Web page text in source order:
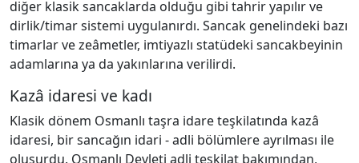
diğer klasik sancaklarda olduğu gibi tahrir yapılır ve
dirlik/timar sistemi uygulanırdı. Sancak genelindeki bazı
timarlar ve zeâmetler, imtiyazlı statüdeki sancakbeyinin
adamlarına ya da yakınlarına verilirdi.
Kazâ idaresi ve kadı
Klasik dönem Osmanlı taşra idare teşkilatında kazâ
idaresi, bir sancağın idari - adli bölümlere ayrılması ile
oluşurdu. Osmanlı Devleti adli teşkilat bakımından,